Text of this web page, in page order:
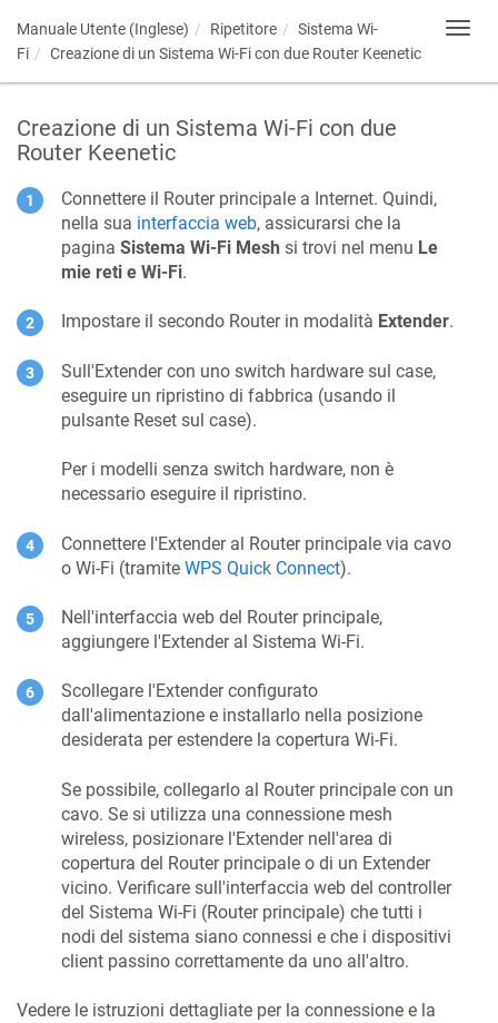
Manuale Utente (Inglese) Ripetitore
Sistema Wi-
Fi
Creazione di un Sistema Wi-Fi con due Router Keenetic
Creazione di un Sistema Wi-Fi con due
Router Keenetic
Connettere il Router principale a Internet. Quindi,
nella sua interfaccia web, assicurarsi che la
pagina Sistema Wi-Fi Mesh si trovi nel menu Le
mie reti e Wi-Fi.
Impostare il secondo Router in modalità Extender.
Sull'Extender con uno switch hardware sul case,
eseguire un ripristino di fabbrica (usando il
pulsante Reset sul case).
Per i modelli senza switch hardware, non è
necessario eseguire il ripristino.
Connettere l'Extender al Router principale via cavo
o Wi-Fi (tramite WPS Quick Connect).
Nell'interfaccia web del Router principale,
aggiungere l'Extender al Sistema Wi-Fi.
Scollegare l'Extender configurato
dall'alimentazione e installarlo nella posizione
desiderata per estendere la copertura Wi-Fi.
Se possibile, collegarlo al Router principale con un
cavo. Se si utilizza una connessione mesh
wireless, posizionare l'Extender nell'area di
copertura del Router principale o di un Extender
vicino. Verificare sull'interfaccia web del controller
del Sistema Wi-Fi (Router principale) che tutti i
nodi del sistema siano connessi e che i dispositivi
client passino correttamente da uno all'altro.
Vedere le istruzioni dettagliate per la connessione e la